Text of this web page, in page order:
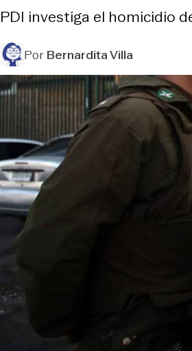
PDI investiga el homicidio
PorBernardita Villa